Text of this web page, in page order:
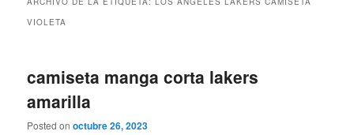
VIOLETA
camiseta manga corta lakers
amarilla
Posted onoctubre 26, 2023